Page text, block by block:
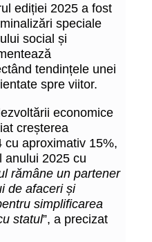
ediției 2025 a fost
speciale
social și
tendințele unei
spre viitor.
economice
creșterea
cu aproximativ 15%,
anului 2025 cu
rămâne un partener
de afaceri și
simplificarea
statul”, a precizat